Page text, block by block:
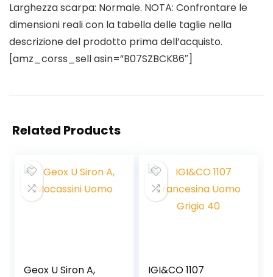
Larghezza scarpa: Normale. NOTA: Confrontare le
dimensioni reali con la tabella delle taglie nella
descrizione del prodotto prima dell’acquisto.
[amz_corss_sell asin=”B07SZBCK86″]
Related Products
Geox U Siron A,
IGI&CO 1107